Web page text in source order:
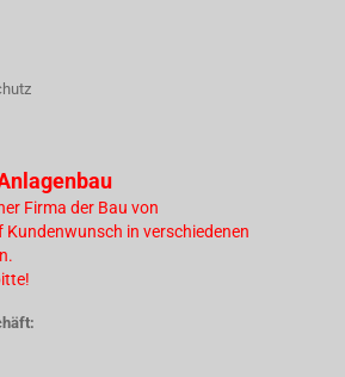
Firma der Bau von
in verschiedenen